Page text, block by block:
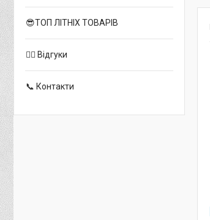
😎ТОП ЛІТНІХ ТОВАРІВ
✍🏻 Відгуки
📞 Контакти